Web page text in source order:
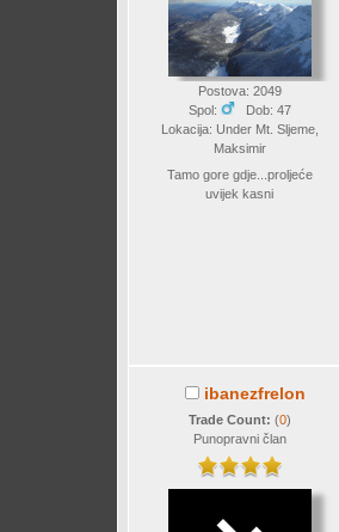
Postova: 2049
Spol:
Dob: 47
Lokacija: Under Mt. Sljeme,
Maksimir
Tamo gore gdje...proljeće
uvijek kasni
ibanezfrelon
Trade Count: (0)
Punopravni član